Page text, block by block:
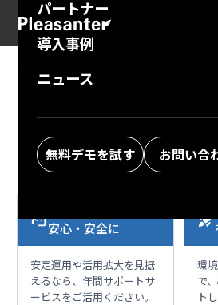
活用シーン
Enterprise Edition
パートナー
プリザンタービジネスを検討
導入事例
ニュース
無料デモを試す お問い合
2026/01/14
FAQ：PowerShellを利用し
ードのインポートで403エ
support_agent安心・安全に
安定運用や活用拡大を見据
えるなら、年間サポートサ
ービスをご活用ください。
rocket_launch
環
で
ト